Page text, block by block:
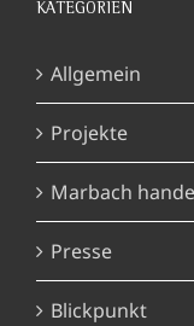
KATEGORIEN
Allgemein
Projekte
Marbach
Presse
Blickpunkt